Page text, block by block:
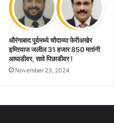
औरंगाबाद पूर्वमध्ये चौदाव्या फेरीअखेर
इम्तियाज जलील 31 हजार 850 मतांनी
आघाडीवर, सावे पिछाडीवर !
November 23, 2024